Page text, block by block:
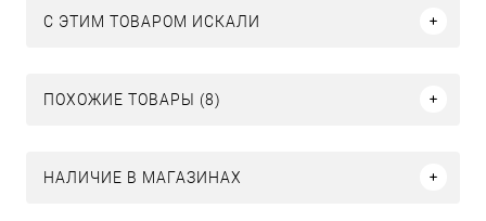
C ЭТИМ ТОВАРОМ ИСКАЛИ
ПОХОЖИЕ ТОВАРЫ (8)
НАЛИЧИЕ В МАГАЗИНАХ